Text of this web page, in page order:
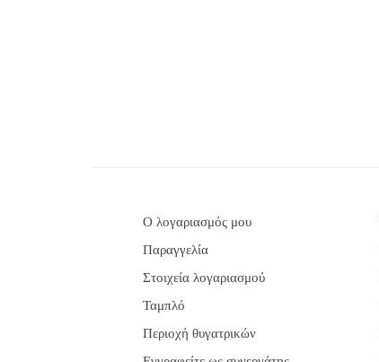
Ο λογαριασμός μου
Παραγγελία
Στοιχεία λογαριασμού
Ταμπλό
Περιοχή θυγατρικών